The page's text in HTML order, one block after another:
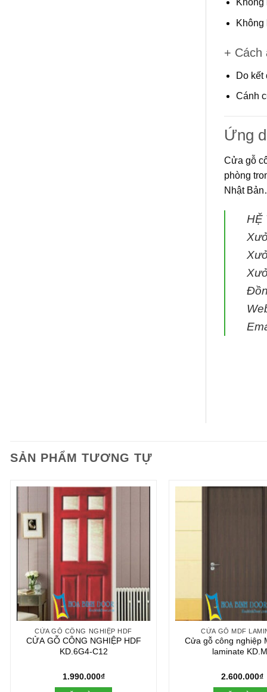
Không
+ Cách
Do kết
Cánh
Ứng
Cửa gỗ
phòng
Nhật
HỆ
SẢN PHẨM TƯƠNG TỰ
CỬA GỖ CÔNG NGHIỆP HDF
CỬA GỖ CÔNG NGHIỆP HDF
KD.6G4-C12
1.990.000₫
CỬA GỖ MDF
Cửa gỗ công nghiệp
laminate
2.600.000₫